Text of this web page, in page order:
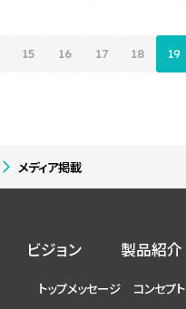
15 16 17 18 19
メディア掲載
ビジョン
トップメッセージ
製品紹介
コンセプト